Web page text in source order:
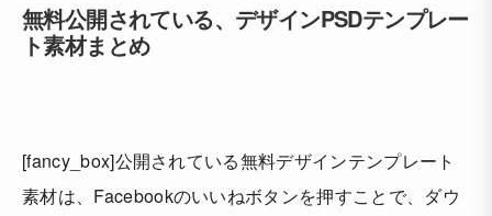
無料公開されている、デザインPSDテンプレー
ト素材まとめ
[fancy_box]公開されている無料デザインテンプレート
素材は、Facebookのいいねボタンを押すことで、ダウ